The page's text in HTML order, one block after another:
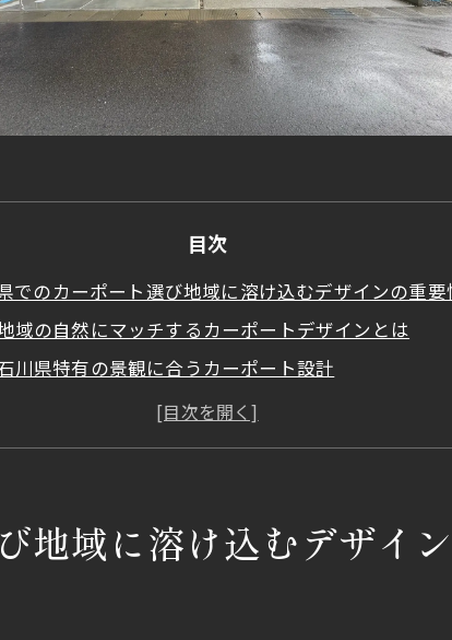
目次
でのカーポート選び地域に溶け込むデザインの重要
域の自然にマッチするカーポートデザインとは
川県特有の景観に合うカーポート設計
地域の美を引き立てるデザイン選びのポイント
囲との調和を考えたデザインの選び方
環境に優しいカーポートデザインの探求
ート見積り石川県の自然と調和するデザインを追求
地域に溶け込むデザイ